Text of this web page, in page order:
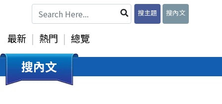
搜主題 搜內文
最新 熱門 總覽
搜內文